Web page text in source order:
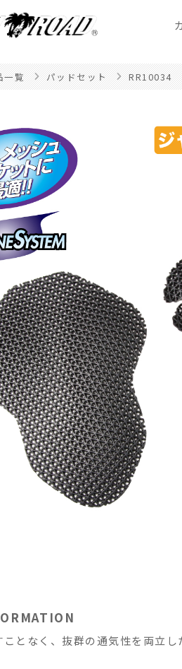
一覧 パッドセット RR10034
となく、抜群の通気性を両立